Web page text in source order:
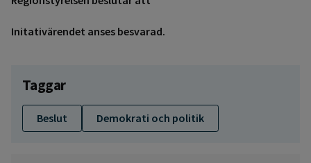
Initativärendet anses besvarad.
Taggar
Beslut Demokrati och politik